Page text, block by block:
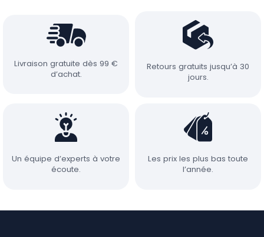
Livraison gratuite dès 99 €
d’achat.
Retours gratuits jusqu’à 30
jours.
Un équipe d’experts à votre
écoute.
Les prix les plus bas toute
l’année.